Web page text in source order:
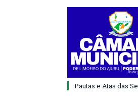
Pautas e Atas das